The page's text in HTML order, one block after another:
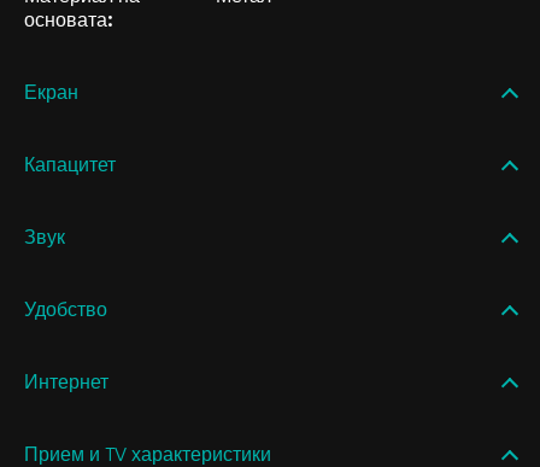
основата:
Екран
Капацитет
Звук
Удобство
Интернет
Прием и TV характеристики